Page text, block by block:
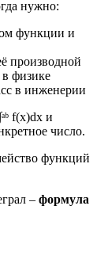
нужно:
функции и
производной
физике
в инженерии
f(x)dx и
число.
функций
– формула